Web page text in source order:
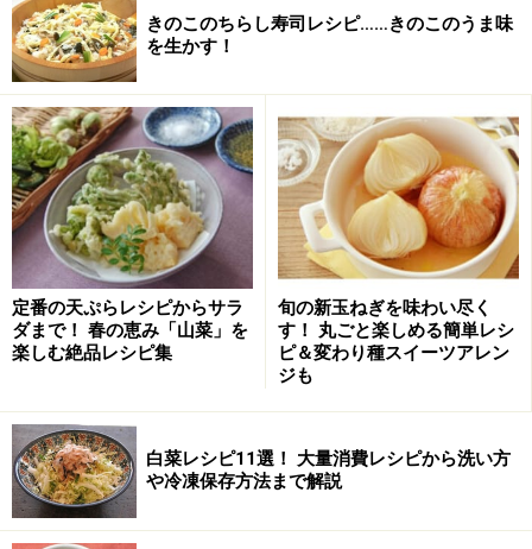
かぼちゃのパウンドケーキ
ビタミンいっぱいのかぼちゃを使ったパウンドケーキの
レシピです。焼きたてはもちろん、バターがしっとりと
馴染んで次の日にはなおおいしくなるパウンドケーキ。
ボウルひとつで作れる簡単お菓子レシピです。
かぼちゃのパウンドケーキ！ワンボウルで簡単ふわふわ
レシピ
かぼちゃのサータアンダギー
かぼちゃのサータアンダギー
かぼちゃのサータアンダギーレシピです。コロッとした
きのこのちらし寿司レシピ……きのこのうま味
を生かす！
定番の天ぷらレシピからサラ
ダまで！ 春の恵み「山菜」を
楽しむ絶品レシピ集
旬の新玉ねぎを味わい尽く
す！ 丸ごと楽しめる簡単レシ
ピ＆変わり種スイーツアレン
ジも
白菜レシピ11選！ 大量消費レシピから洗い方
や冷凍保存方法まで解説